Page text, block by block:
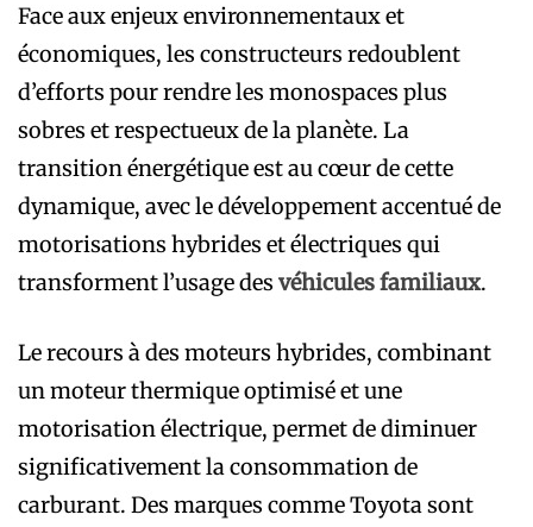
Face aux enjeux environnementaux et
économiques, les constructeurs redoublent
d’efforts pour rendre les monospaces plus
sobres et respectueux de la planète. La
transition énergétique est au cœur de cette
dynamique, avec le développement accentué de
motorisations hybrides et électriques qui
transforment l’usage des véhicules familiaux.
Le recours à des moteurs hybrides, combinant
un moteur thermique optimisé et une
motorisation électrique, permet de diminuer
significativement la consommation de
carburant. Des marques comme Toyota sont